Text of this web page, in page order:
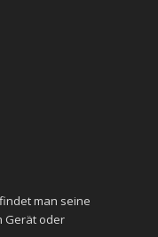
man seine
Gerät oder